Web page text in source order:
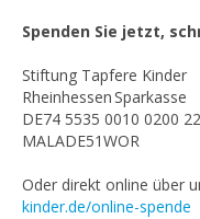
Spenden Sie jetzt,
Stiftung Tapfere Kinder
Rheinhessen Sparkasse
DE74 5535 0010 0200
MALADE51WOR
Oder direkt online über
kinder.de/online-spende